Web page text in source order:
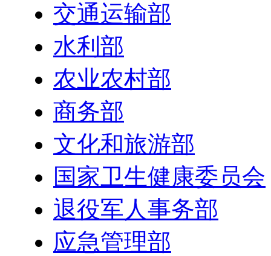
交通运输部
水利部
农业农村部
商务部
文化和旅游部
国家卫生健康委员会
退役军人事务部
应急管理部